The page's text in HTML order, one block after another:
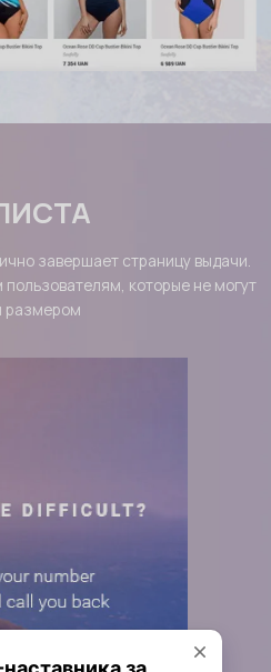
завершает страницу выдачи.
которые не могут
размером